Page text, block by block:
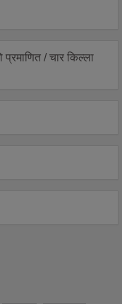
प्रमाणित / चार किल्ला